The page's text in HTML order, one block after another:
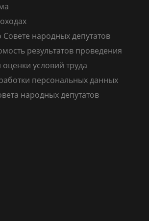
народных депутатов
результатов проведения
условий труда
персональных данных
народных депутатов